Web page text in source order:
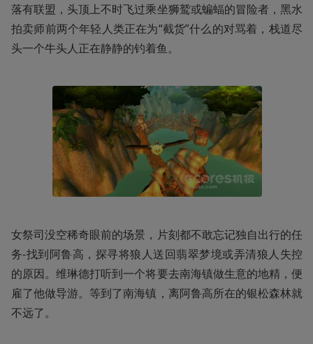
落有联盟，头顶上不时飞过乘坐狮鹫或蝙蝠的冒险者，黑水
拍卖师前两个年轻人类正在为“截货”什么的对骂着，栈道尽
头一个牛头人正在静静的钓着鱼。
女祭司没空稀奇眼前的场景，片刻都不敢忘记独自出行的任
务-找到阿鲁高，探寻将狼人送回翡翠梦境或弄清狼人失控
的原因。维琳德打听到一个将要去南海镇做生意的地精，便
雇了他做导游。等到了南海镇，离阿鲁高所在的银松森林就
不远了。